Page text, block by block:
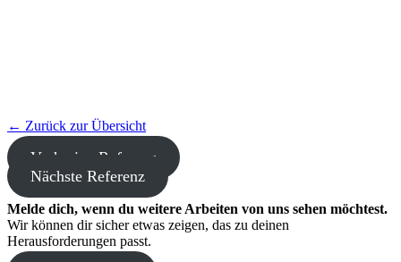
← Zurück zur Übersicht
Vorherige Referenz
Nächste Referenz
Melde dich, wenn du weitere Arbeiten von uns sehen möchtest.
Wir können dir sicher etwas zeigen, das zu deinen
Herausforderungen passt.